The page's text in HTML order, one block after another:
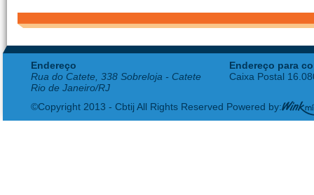
Endereço
Rua do Catete, 338 Sobreloja - Catete
Rio de Janeiro/RJ
Endereço para
Caixa Postal
©Copyright 2013 - Cbtij All Rights Reserved Powered by: